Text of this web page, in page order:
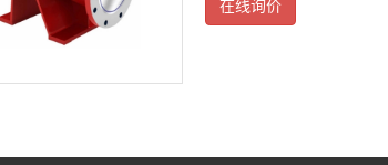
在线询价